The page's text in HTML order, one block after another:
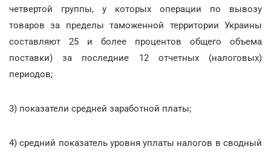
четвертой группы, у которых операции по вывозу
товаров за пределы таможенной территории Украины
составляют 25 и более процентов общего объема
поставки) за последние 12 отчетных (налоговых)
периодов;
3) показатели средней заработной платы;
4) средний показатель уровня уплаты налогов в сводный